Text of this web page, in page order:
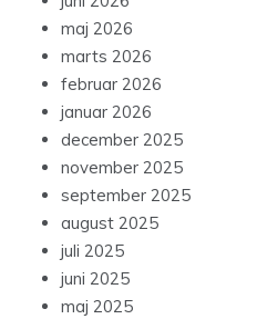
maj 2026
marts 2026
februar 2026
januar 2026
december 2025
november 2025
september 2025
august 2025
juli 2025
juni 2025
maj 2025